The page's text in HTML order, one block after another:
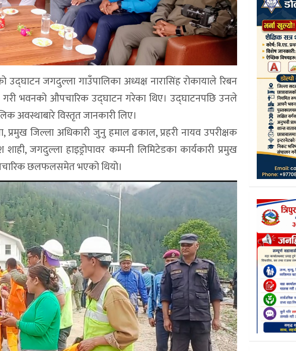
जगदुल्ला गाउँपालिका अध्यक्ष नारासिंह रोकायाले रिबन
गरी भवनको औपचारिक उद्घाटन गरेका थिए। उद्घाटनपछि उनले
अवस्थाबारे विस्तृत जानकारी लिए।
प्रमुख जिल्ला अधिकारी जुनु हमाल ढकाल, प्रहरी नायव उपरीक्षक
जगदुल्ला हाइड्रोपावर कम्पनी लिमिटेडका कार्यकारी प्रमुख
छलफलसमेत भएको थियो।